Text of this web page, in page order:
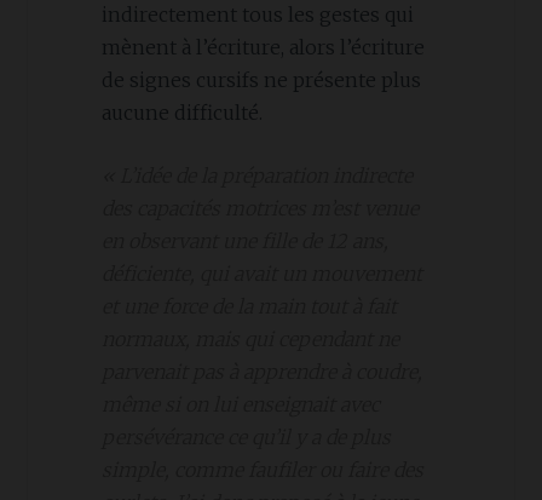
indirectement tous les gestes qui
mènent à l’écriture, alors l’écriture
de signes cursifs ne présente plus
aucune difficulté.